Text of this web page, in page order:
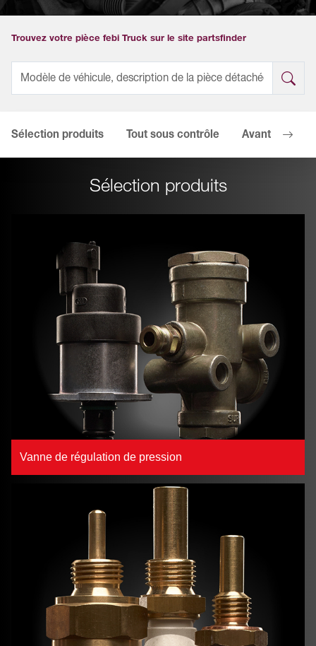
Trouvez votre pièce febi Truck sur le site partsfinder
Sélection produits Tout sous contrôle Avantages en
Sélection produits
Vanne de régulation de pression